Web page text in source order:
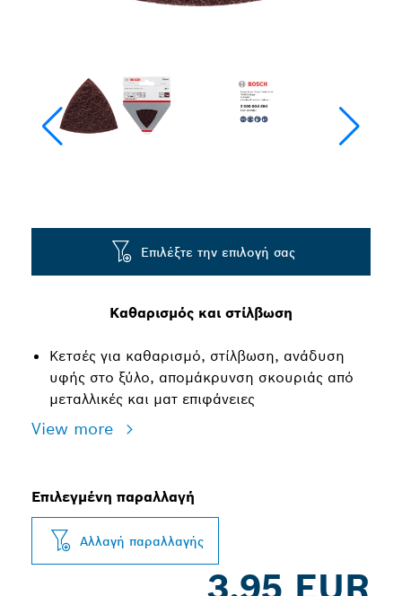
Καθαρισμός και στίλβωση
Κετσές για καθαρισμό, στίλβωση, ανάδυση
υφής στο ξύλο, απομάκρυνση σκουριάς από
μεταλλικές και ματ επιφάνειες
View more
Επιλέξτε την επιλογή σας
Επιλεγμένη παραλλαγή
Αλλαγή παραλλαγής